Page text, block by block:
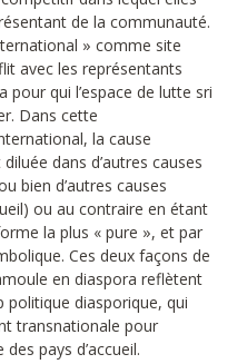
de la communauté.
» comme site
avec les représentants
pour qui l’espace de lutte sri
Dans cette
la cause
dans d’autres causes
bien d’autres causes
ou au contraire en étant
la plus « pure », et par
Ces deux façons de
en diaspora reflètent
diasporique, qui
transnationale pour
des pays d’accueil.